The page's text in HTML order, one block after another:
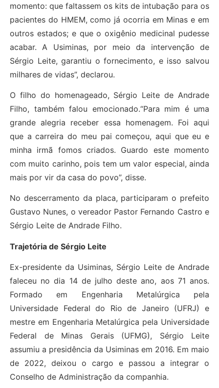
momento: que faltassem os kits de intubação para os
pacientes do HMEM, como já ocorria em Minas e em
outros estados; e que o oxigênio medicinal pudesse
acabar. A Usiminas, por meio da intervenção de
Sérgio Leite, garantiu o fornecimento, e isso salvou
milhares de vidas”, declarou.
O filho do homenageado, Sérgio Leite de Andrade
Filho, também falou emocionado.“Para mim é uma
grande alegria receber essa homenagem. Foi aqui
que a carreira do meu pai começou, aqui que eu e
minha irmã fomos criados. Guardo este momento
com muito carinho, pois tem um valor especial, ainda
mais por vir da casa do povo”, disse.
No descerramento da placa, participaram o prefeito
Gustavo Nunes, o vereador Pastor Fernando Castro e
Sérgio Leite de Andrade Filho.
Trajetória de Sérgio Leite
Ex-presidente da Usiminas, Sérgio Leite de Andrade
faleceu no dia 14 de julho deste ano, aos 71 anos.
Formado em Engenharia Metalúrgica pela
Universidade Federal do Rio de Janeiro (UFRJ) e
mestre em Engenharia Metalúrgica pela Universidade
Federal de Minas Gerais (UFMG), Sérgio Leite
assumiu a presidência da Usiminas em 2016. Em maio
de 2022, deixou o cargo e passou a integrar o
Conselho de Administração da companhia.